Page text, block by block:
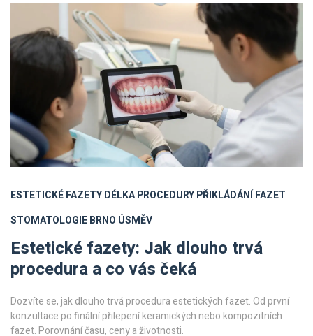
ESTETICKÉ FAZETYDÉLKA PROCEDURYPŘIKLÁDÁNÍ FAZET
STOMATOLOGIE BRNO ÚSMĚV
Estetické fazety: Jak dlouho trvá
procedura a co vás čeká
Dozvíte se, jak dlouho trvá procedura estetických fazet. Od první
konzultace po finální přilepení keramických nebo kompozitních
fazet. Porovnání času, ceny a životnosti.